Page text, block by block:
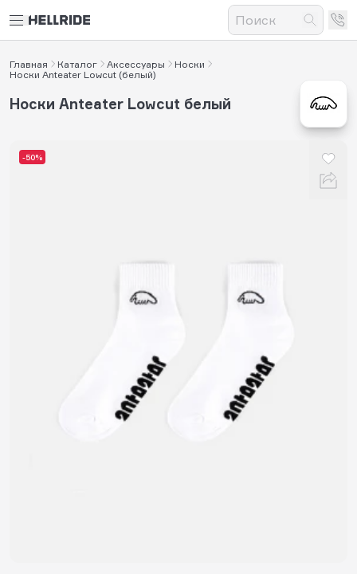
Главная Каталог Аксессуары
Носки
Носки Anteater Lowcut (белый)
-50%
Носки Anteater Lowcut белый